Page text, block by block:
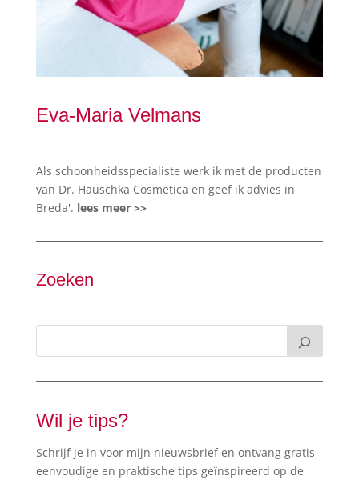
Eva-Maria Velmans
Als schoonheidsspecialiste werk ik met de producten
van Dr. Hauschka Cosmetica en geef ik advies in
Breda'. lees meer >>
Zoeken
Wil je tips?
Schrijf je in voor mijn nieuwsbrief en ontvang gratis
eenvoudige en praktische tips geïnspireerd op de